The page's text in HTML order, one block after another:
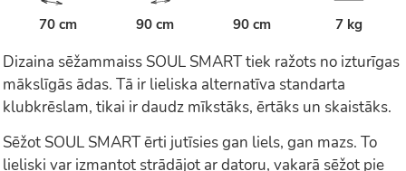
70 cm 90 cm 90 cm 7 kg
Dizaina sēžammaiss SOUL SMART tiek ražots no izturīgas
mākslīgās ādas. Tā ir lieliska alternatīva standarta
klubkrēslam, tikai ir daudz mīkstāks, ērtāks un skaistāks.
Sēžot SOUL SMART ērti jutīsies gan liels, gan mazs. To
lieliski var izmantot strādājot ar datoru, vakarā sēžot pie